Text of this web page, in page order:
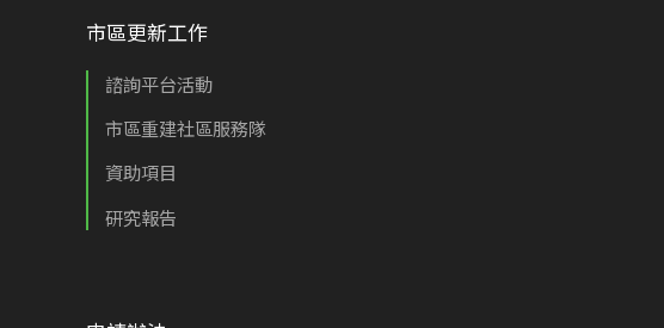
市區更新工作
諮詢平台活動
市區重建社區服務隊
資助項目
研究報告